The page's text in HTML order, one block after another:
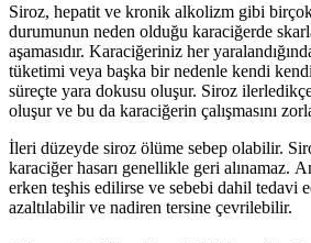
Siroz, hepatit ve kronik alkolizm gibi birçok
durumunun neden olduğu karaciğerde
aşamasıdır. Karaciğeriniz her
tüketimi veya başka bir nedenle kendi
süreçte yara dokusu oluşur. Siroz
oluşur ve bu da karaciğerin çalışmasını
İleri düzeyde siroz ölüme sebep olabilir.
karaciğer hasarı genellikle geri alınamaz.
erken teşhis edilirse ve sebebi dahil tedavi
azaltılabilir ve nadiren tersine çevrilebilir.